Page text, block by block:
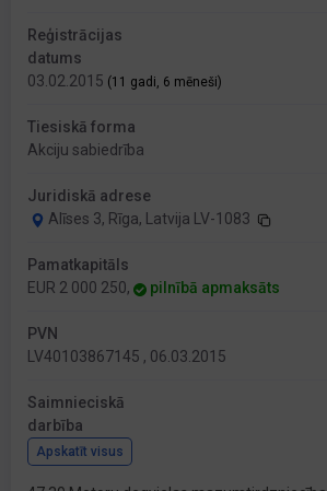
Reģistrācijas
datums
03.02.2015 (11 gadi, 6 mēneši)
Tiesiskā forma
Akciju sabiedrība
Juridiskā adrese
Alīses 3, Rīga, Latvija LV-1083
Pamatkapitāls
EUR 2 000 250,
pilnībā apmaksāts
PVN
LV40103867145 , 06.03.2015
Saimnieciskā
darbība
Apskatīt visus